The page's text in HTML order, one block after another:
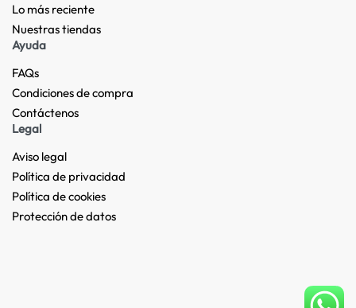
Lo más reciente​
Nuestras tiendas​
Ayuda
FAQs
Condiciones de compra
Contáctenos
Legal
Aviso legal
Política de privacidad
Política de cookies
Protección de datos